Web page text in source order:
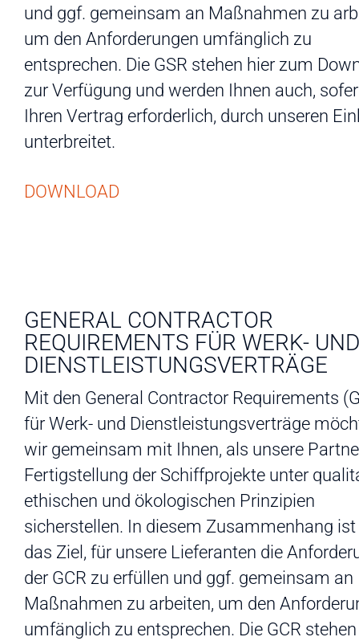
und ggf. gemeinsam an Maßnahmen zu
um den Anforderungen umfänglich zu
entsprechen. Die GSR stehen hier zum
zur Verfügung und werden Ihnen auch,
Ihren Vertrag erforderlich, durch unseren
unterbreitet.
DOWNLOAD
GENERAL CONTRACTOR
REQUIREMENTS FÜR WERK- UND
DIENSTLEISTUNGSVERTRÄGE
Mit den General Contractor Requirements
für Werk- und Dienstleistungsverträge
wir gemeinsam mit Ihnen, als unsere
Fertigstellung der Schiffprojekte unter
ethischen und ökologischen Prinzipien
sicherstellen. In diesem Zusammenhang ist
das Ziel, für unsere Lieferanten die
der GCR zu erfüllen und ggf. gemeinsam an
Maßnahmen zu arbeiten, um den
umfänglich zu entsprechen. Die GCR